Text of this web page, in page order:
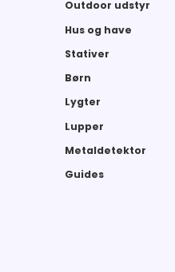
Outdoor udstyr
Hus og have
Stativer
Børn
Lygter
Lupper
Metaldetektor
Guides